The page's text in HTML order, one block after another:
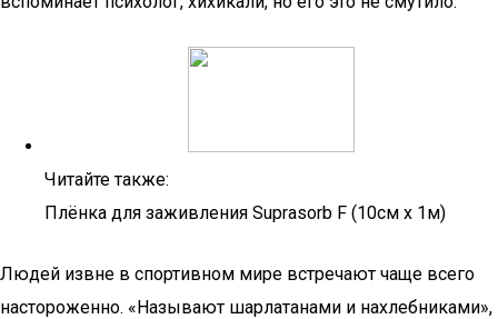
Читайте также:
Плёнка для заживления Suprasorb F (10см x 1м)
Людей извне в спортивном мире встречают чаще всего
настороженно. «Называют шарлатанами и нахлебниками»,